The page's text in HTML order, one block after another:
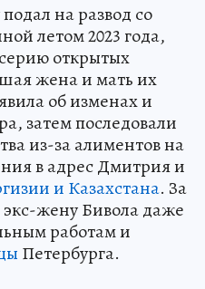
на развод со
летом 2023 года,
открытых
жена и мать их
об изменах и
затем последовали
из-за алиментов на
в адрес Дмитрия и
и Казахстана. За
жену Бивола даже
работам и
Петербурга.